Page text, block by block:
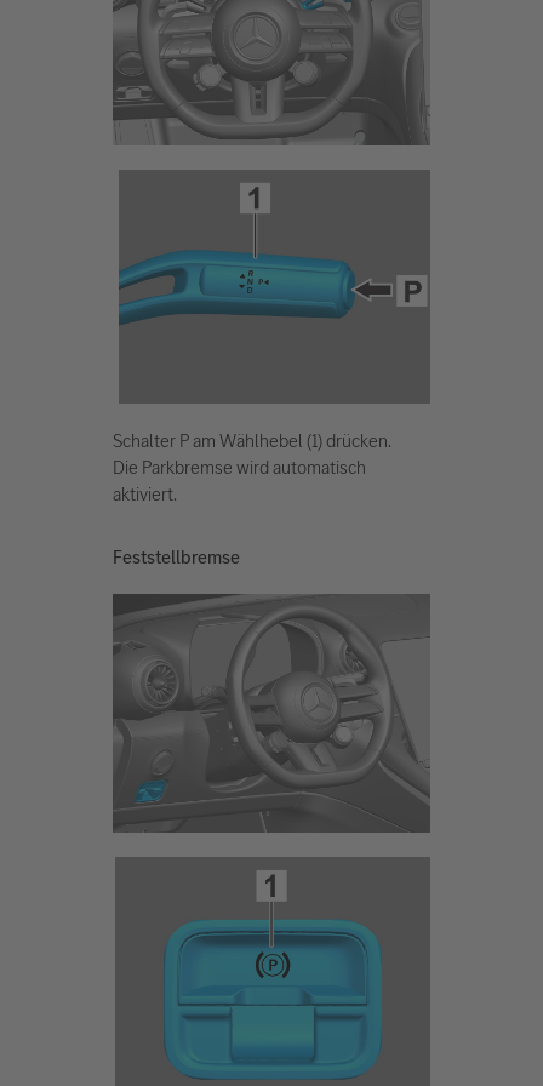
Schalter P am Wählhebel (1) drücken.
Die Parkbremse wird automatisch
aktiviert.
Feststellbremse